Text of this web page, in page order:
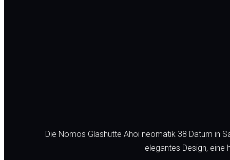
Die Nomos Glashütte Ahoi neomatik 38 Datum in
elegantes Design, eine